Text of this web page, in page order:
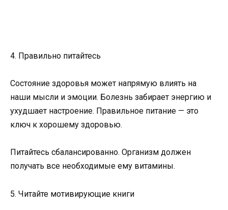
4. Правильно питайтесь
Состояние здоровья может напрямую влиять на
наши мысли и эмоции. Болезнь забирает энергию и
ухудшает настроение. Правильное питание — это
ключ к хорошему здоровью.
Питайтесь сбалансированно. Организм должен
получать все необходимые ему витамины.
5. Читайте мотивирующие книги